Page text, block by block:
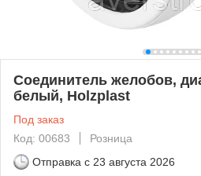
Соединитель желобов,
белый, Holzplast
Под заказ
Код: 00683
Розница
Отправка с 23 августа 2026